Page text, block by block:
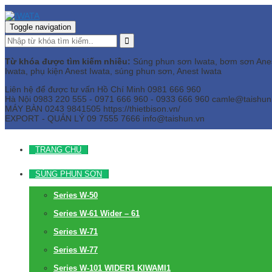
Toggle navigation
Từ khóa được tìm kiếm nhiều: Súng phun sơn Iwata, bơm sơn
Iwata, phụ kiện Anest Iwata, súng phun sơn, Anest Iwata
Liên hệ để được tư vấn Hồ Chí Minh 0981 666 960
Hà Nội 0983 220 555 - 0971 666 960 - 0933 666 960
MÁY BÀN 0243 9841505 https://thietbison.vn/
EXPORT - QUẢN LÝ 09 7555 7666 info@taishun.vn
TRANG CHỦ
SÚNG PHUN SƠN
Series W-50
Series W-61 Wider – 61
Series W-71
Series W-77
Series W-101 WIDER1 KIWAMI1